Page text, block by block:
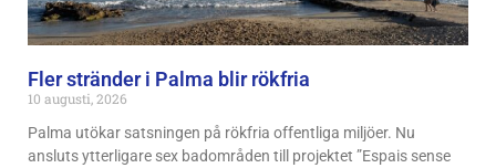
Fler stränder i Palma blir rökfria
10 augusti, 2026
Palma utökar satsningen på rökfria offentliga miljöer. Nu
ansluts ytterligare sex badområden till projektet ”Espais sense